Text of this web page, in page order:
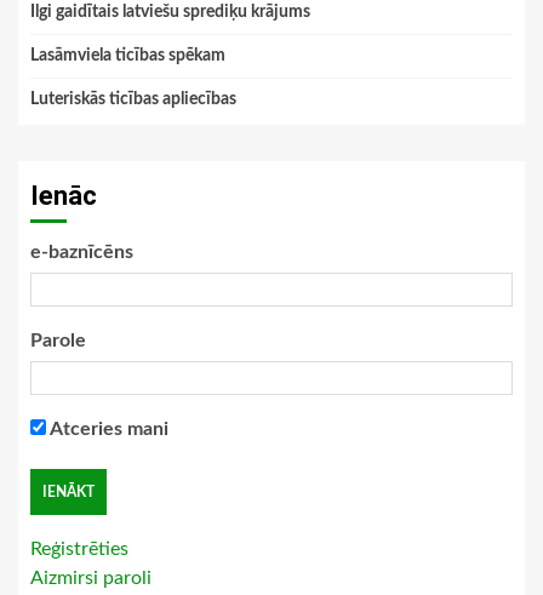
Ilgi gaidītais latviešu sprediķu krājums
Lasāmviela ticības spēkam
Luteriskās ticības apliecības
Ienāc
e-baznīcēns
Parole
Atceries mani
Reģistrēties
Aizmirsi paroli